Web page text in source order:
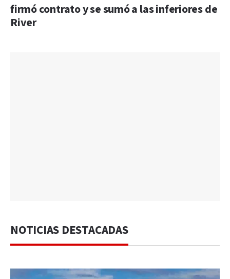
firmó contrato y se sumó a las inferiores de
River
NOTICIAS DESTACADAS